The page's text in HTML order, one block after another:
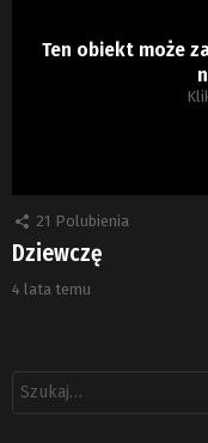
Ten obiekt może
21 Polubienia
Dziewczę
4 lata temu